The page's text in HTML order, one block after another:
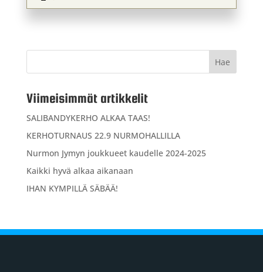
Viimeisimmät artikkelit
SALIBANDYKERHO ALKAA TAAS!
KERHOTURNAUS 22.9 NURMOHALLILLA
Nurmon Jymyn joukkueet kaudelle 2024-2025
Kaikki hyvä alkaa aikanaan
IHAN KYMPILLÄ SÄBÄÄ!